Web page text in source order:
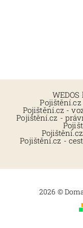
Pojištění.cz -
Pojištění.cz -
Pojištění.cz -
2026 ©